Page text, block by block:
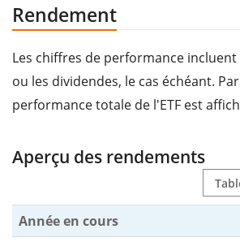
Rendement
Les chiffres de performance
ou les dividendes, le cas échéant.
performance totale de l'ETF est
Aperçu des rendements
Année en cours